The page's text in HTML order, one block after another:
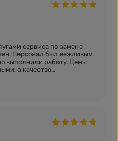
сервиса по замене
Персонал был вежливым
выполнили работу. Цены
а качество